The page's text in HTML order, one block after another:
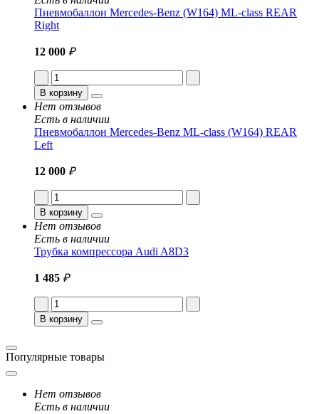
Пневмобаллон Mercedes-Benz (W164) ML-class REAR
Right
12 000 ₽
В корзину
Нет отзывов
Есть в наличии
Пневмобаллон Mercedes-Benz ML-class (W164) REAR
Left
12 000 ₽
В корзину
Нет отзывов
Есть в наличии
Трубка компрессора Audi A8D3
1 485 ₽
В корзину
Популярные товары
Нет отзывов
Есть в наличии